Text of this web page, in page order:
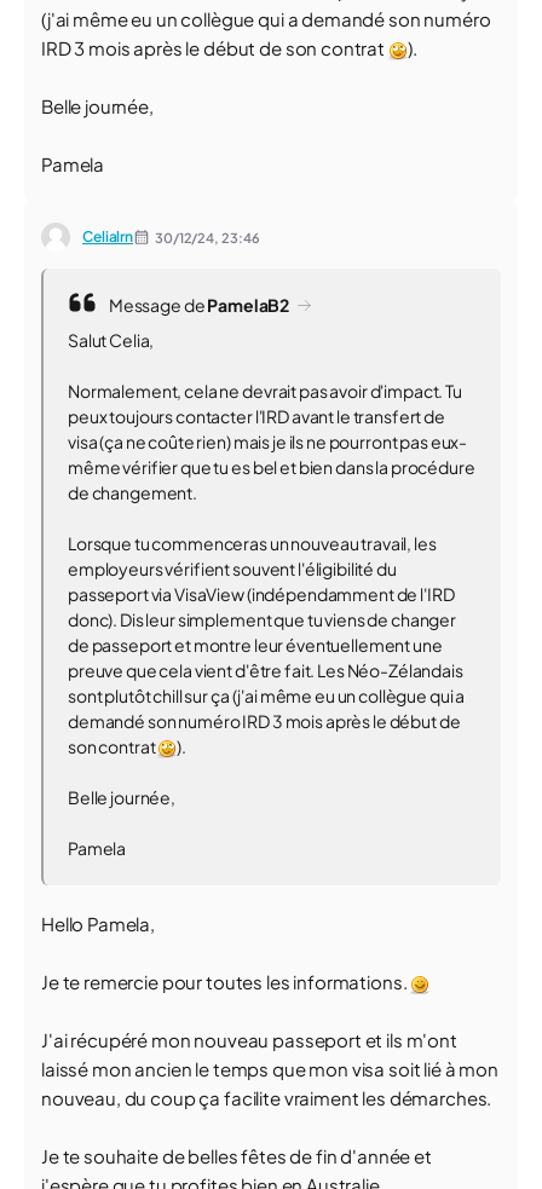
(j'ai même eu un collègue qui a demandé son numéro
IRD 3 mois après le début de son contrat
).
Belle journée,
Pamela
Celialrn 30/12/24, 23:46
Message dePamelaB2
Salut Celia,
Normalement, cela ne devrait pas avoir d'impact. Tu
peux toujours contacter l'IRD avant le transfert de
visa (ça ne coûte rien) mais je ils ne pourront pas eux-
même vérifier que tu es bel et bien dans la procédure
de changement.
Lorsque tu commenceras un nouveau travail, les
employeurs vérifient souvent l'éligibilité du
passeport via VisaView (indépendamment de l'IRD
donc). Dis leur simplement que tu viens de changer
de passeport et montre leur éventuellement une
preuve que cela vient d'être fait. Les Néo-Zélandais
sont plutôt chill sur ça (j'ai même eu un collègue qui a
demandé son numéro IRD 3 mois après le début de
son contrat
).
Belle journée,
Pamela
Hello Pamela,
Je te remercie pour toutes les informations.
J'ai récupéré mon nouveau passeport et ils m'ont
laissé mon ancien le temps que mon visa soit lié à mon
nouveau, du coup ça facilite vraiment les démarches.
Je te souhaite de belles fêtes de fin d'année et